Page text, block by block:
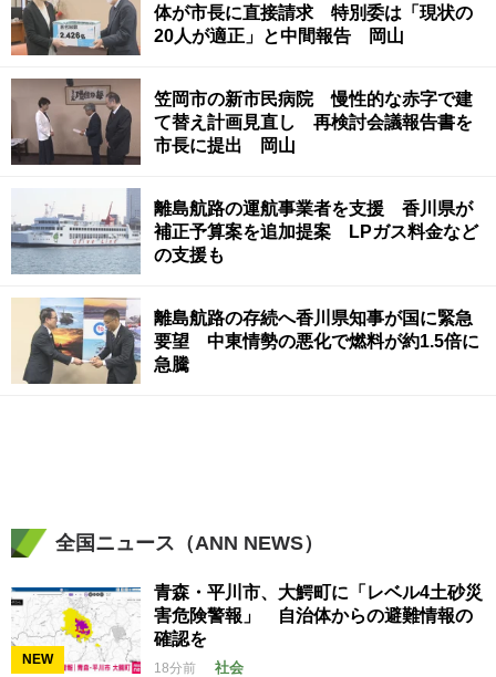
体が市長に直接請求 特別委は「現状の
20人が適正」と中間報告 岡山
笠岡市の新市民病院 慢性的な赤字で建
て替え計画見直し 再検討会議報告書を
市長に提出 岡山
離島航路の運航事業者を支援 香川県が
補正予算案を追加提案 LPガス料金など
の支援も
離島航路の存続へ香川県知事が国に緊急
要望 中東情勢の悪化で燃料が約1.5倍に
急騰
全国ニュース（ANN NEWS）
NEW
青森・平川市、大鰐町に「レベル4土砂災
害危険警報」 自治体からの避難情報の
確認を
18分前 社会